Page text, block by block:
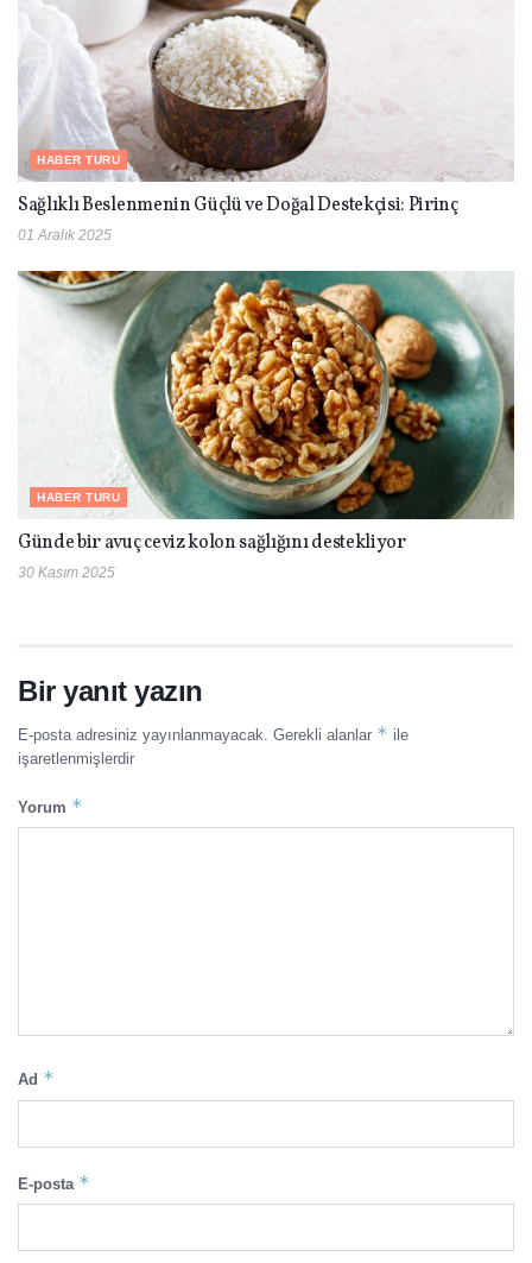
HABER TURU
Sağlıklı Beslenmenin Güçlü ve Doğal Destekçisi: Pirinç
01 Aralık 2025
HABER TURU
Günde bir avuç ceviz kolon sağlığını destekliyor
30 Kasım 2025
Bir yanıt yazın
E-posta adresiniz yayınlanmayacak. Gerekli alanlar * ile
işaretlenmişlerdir
Yorum *
Ad *
E-posta *